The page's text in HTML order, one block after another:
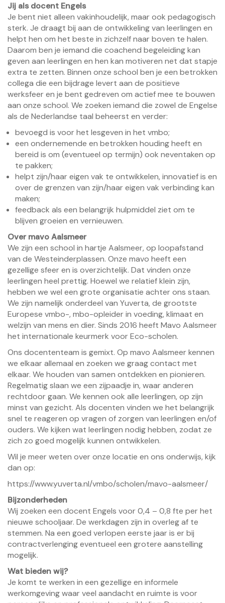
Jij als docent Engels
Je bent niet alleen vakinhoudelijk, maar ook pedagogisch
sterk. Je draagt bij aan de ontwikkeling van leerlingen en
helpt hen om het beste in zichzelf naar boven te halen.
Daarom ben je iemand die coachend begeleiding kan
geven aan leerlingen en hen kan motiveren net dat stapje
extra te zetten. Binnen onze school ben je een betrokken
collega die een bijdrage levert aan de positieve
werksfeer en je bent gedreven om actief mee te bouwen
aan onze school. We zoeken iemand die zowel de Engelse
als de Nederlandse taal beheerst en verder:
bevoegd is voor het lesgeven in het vmbo;
een ondernemende en betrokken houding heeft en
bereid is om (eventueel op termijn) ook neventaken op
te pakken;
helpt zijn/haar eigen vak te ontwikkelen, innovatief is en
over de grenzen van zijn/haar eigen vak verbinding kan
maken;
feedback als een belangrijk hulpmiddel ziet om te
blijven groeien en vernieuwen.
Over mavo Aalsmeer
We zijn een school in hartje Aalsmeer, op loopafstand
van de Westeinderplassen. Onze mavo heeft een
gezellige sfeer en is overzichtelijk. Dat vinden onze
leerlingen heel prettig. Hoewel we relatief klein zijn,
hebben we wel een grote organisatie achter ons staan.
We zijn namelijk onderdeel van Yuverta, de grootste
Europese vmbo-, mbo-opleider in voeding, klimaat en
welzijn van mens en dier. Sinds 2016 heeft Mavo Aalsmeer
het internationale keurmerk voor Eco-scholen.
Ons docententeam is gemixt. Op mavo Aalsmeer kennen
we elkaar allemaal en zoeken we graag contact met
elkaar. We houden van samen ontdekken en pionieren.
Regelmatig slaan we een zijpaadje in, waar anderen
rechtdoor gaan. We kennen ook alle leerlingen, op zijn
minst van gezicht. Als docenten vinden we het belangrijk
snel te reageren op vragen of zorgen van leerlingen en/of
ouders. We kijken wat leerlingen nodig hebben, zodat ze
zich zo goed mogelijk kunnen ontwikkelen.
Wil je meer weten over onze locatie en ons onderwijs, kijk
dan op:
https://www.yuverta.nl/vmbo/scholen/mavo-aalsmeer/
Bijzonderheden
Wij zoeken een docent Engels voor 0,4 – 0,8 fte per het
nieuwe schooljaar. De werkdagen zijn in overleg af te
stemmen. Na een goed verlopen eerste jaar is er bij
contractverlenging eventueel een grotere aanstelling
mogelijk.
Wat bieden wij?
Je komt te werken in een gezellige en informele
werkomgeving waar veel aandacht en ruimte is voor